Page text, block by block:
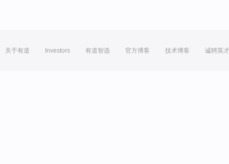
关于有道 Investors 有道智选 官方博客 技术博客 诚聘英才